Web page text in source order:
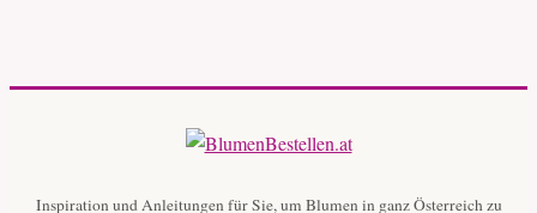
Inspiration und Anleitungen für Sie, um Blumen in ganz Österreich zu